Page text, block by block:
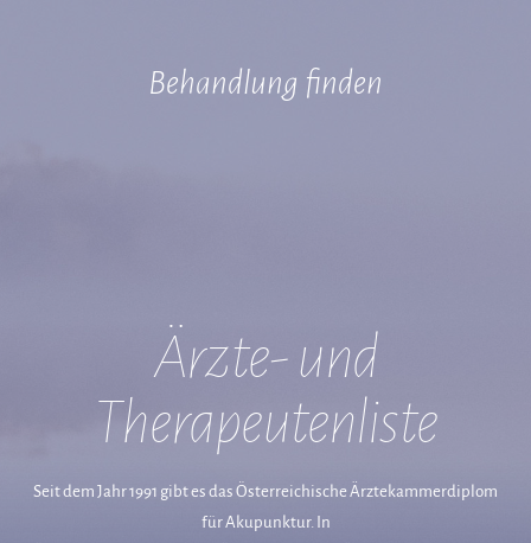
Behandlung finden
Ärzte- und
Therapeutenliste
Seit dem Jahr 1991 gibt es das Österreichische Ärztekammerdiplom
für Akupunktur. In